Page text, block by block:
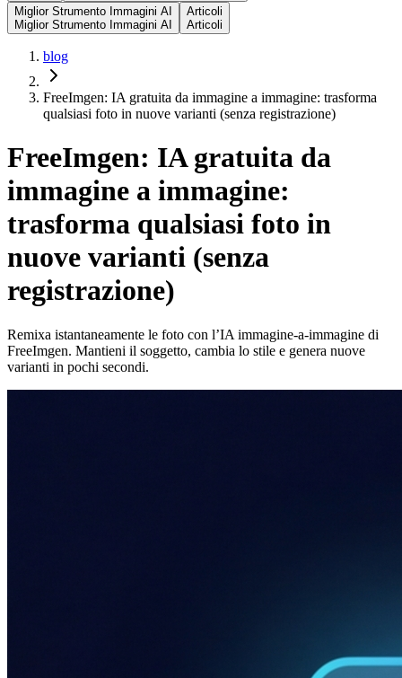
Miglior Strumento Immagini AI
Miglior Strumento Immagini AI
Articoli
Articoli
blog
FreeImgen: IA gratuita da immagine a immagine: trasforma
qualsiasi foto in nuove varianti (senza registrazione)
FreeImgen: IA gratuita da
immagine a immagine:
trasforma qualsiasi foto in
nuove varianti (senza
registrazione)
Remixa istantaneamente le foto con l’IA immagine‑a‑immagine di
FreeImgen. Mantieni il soggetto, cambia lo stile e genera nuove
varianti in pochi secondi.